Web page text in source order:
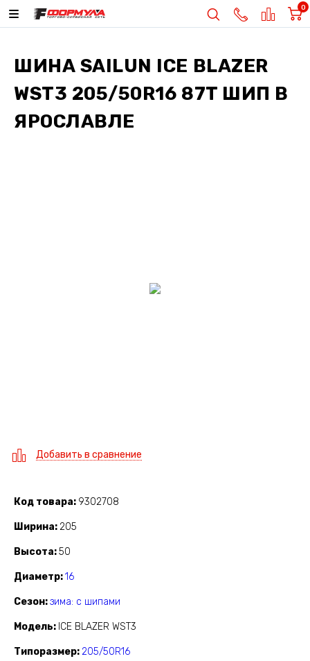
0
ШИНА SAILUN ICE BLAZER
WST3 205/50R16 87T ШИП В
ЯРОСЛАВЛЕ
Добавить в сравнение
Код товара 9302708
Ширина 205
Высота 50
Диаметр 16
Сезон зима: с шипами
Модель ICE BLAZER WST3
Типоразмер 205/50R16